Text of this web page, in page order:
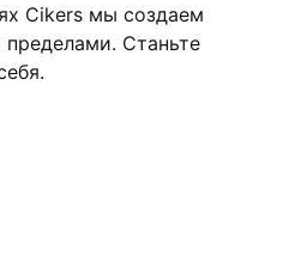
Cikers мы создаем
Станьте